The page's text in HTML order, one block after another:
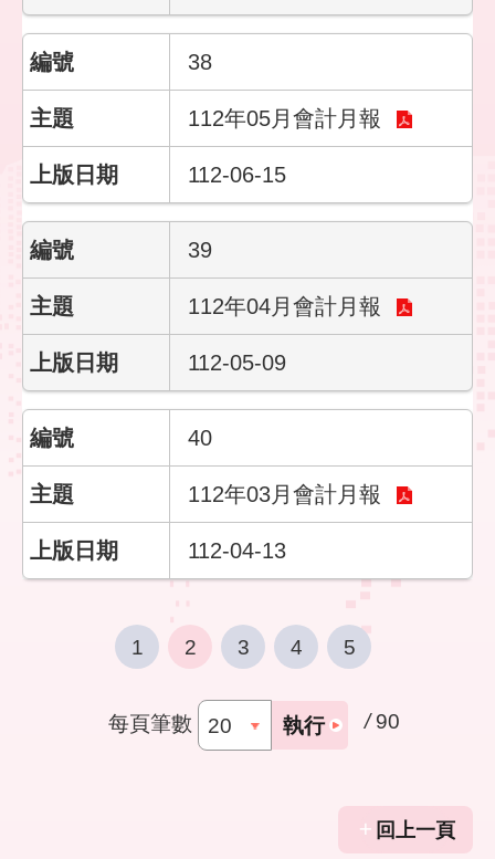
38
112年05月會計月報
112-06-15
39
112年04月會計月報
112-05-09
40
112年03月會計月報
112-04-13
1 2 3 4 5
每頁筆數 執行 / 90
回上一頁